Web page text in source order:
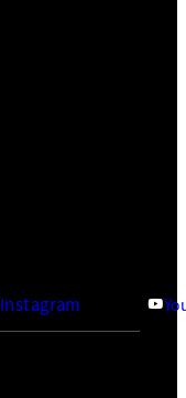
Instagram